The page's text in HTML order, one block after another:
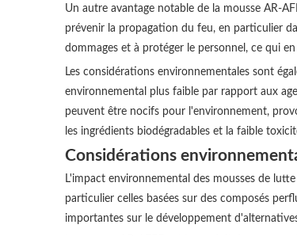
Un autre avantage notable de la mousse AR-
prévenir la propagation du feu, en particulier
dommages et à protéger le personnel, ce qui
Les considérations environnementales sont
environnemental plus faible par rapport aux
peuvent être nocifs pour l'environnement,
les ingrédients biodégradables et la faible
Considérations
L'impact environnemental des mousses de
particulier celles basées sur des composés
importantes sur le développement